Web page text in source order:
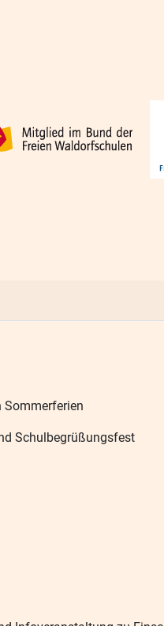
Klasse 7/8
Sommerferien
Schulbegrüßungsfest